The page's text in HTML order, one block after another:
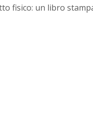
fisico: un libro